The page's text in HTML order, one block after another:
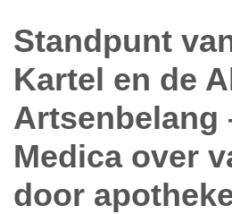
Standpunt
Kartel en de
Artsenbelang
Medica over
door